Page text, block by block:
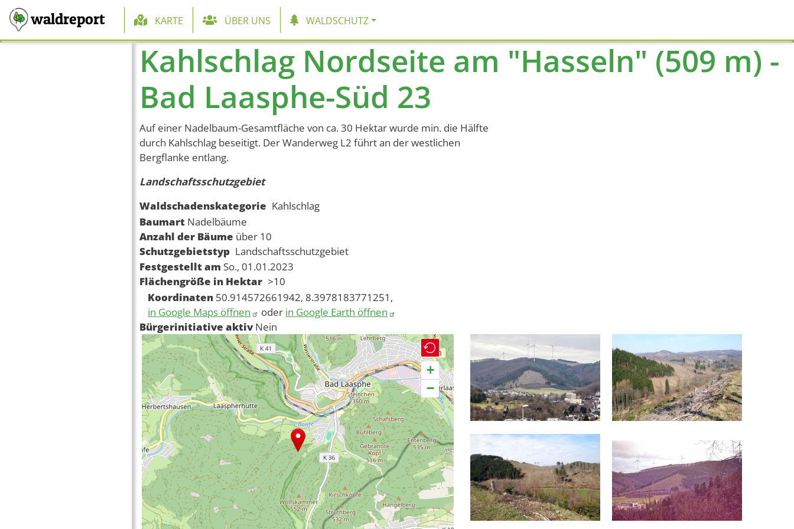
waldreport Hauptnavigation
KARTE ÜBER UNS WALDSCHUTZ
Kahlschlag Nordseite am "Hasseln" (509 m) -
Bad Laasphe-Süd 23
Auf einer Nadelbaum-Gesamtfläche von ca. 30 Hektar wurde min. die Hälfte
durch Kahlschlag beseitigt. Der Wanderweg L2 führt an der westlichen
Bergflanke entlang.
Landschaftsschutzgebiet
Waldschadenskategorie Kahlschlag
Baumart Nadelbäume
Anzahl der Bäume über 10
Schutzgebietstyp Landschaftsschutzgebiet
Festgestellt am So., 01.01.2023
Flächengröße in Hektar >10
Koordinaten 50.914572661942, 8.3978183771251,
in Google Maps öffnen
oder in Google Earth öffnen
Bürgerinitiative aktiv Nein
+
−